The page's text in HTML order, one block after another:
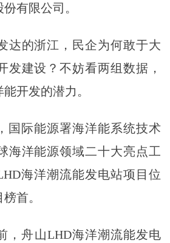
有限公司。
的浙江，民企为何敢于大
发建设？不妨看两组数据，
开发的潜力。
能源署海洋能系统技术
海洋能源领域二十大亮点工
海洋潮流能发电站项目位
首。
山LHD海洋潮流能发电